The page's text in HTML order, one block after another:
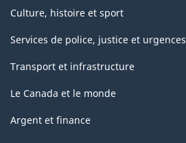
Culture, histoire et sport
Services de police, justice et urgences
Transport et infrastructure
Le Canada et le monde
Argent et finance